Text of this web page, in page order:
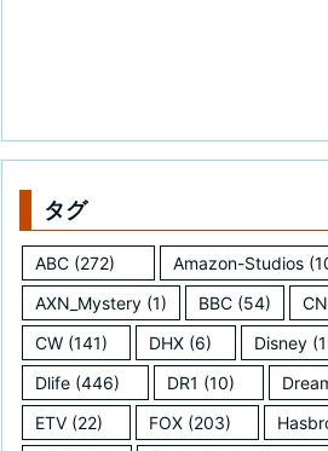
タグ
ABC (272) Amazon-Studios
AXN_Mystery (1) BBC (54) CN
CW (141) DHX (6) Disney
Dlife (446) DR1 (10)
ETV (22) FOX (203)